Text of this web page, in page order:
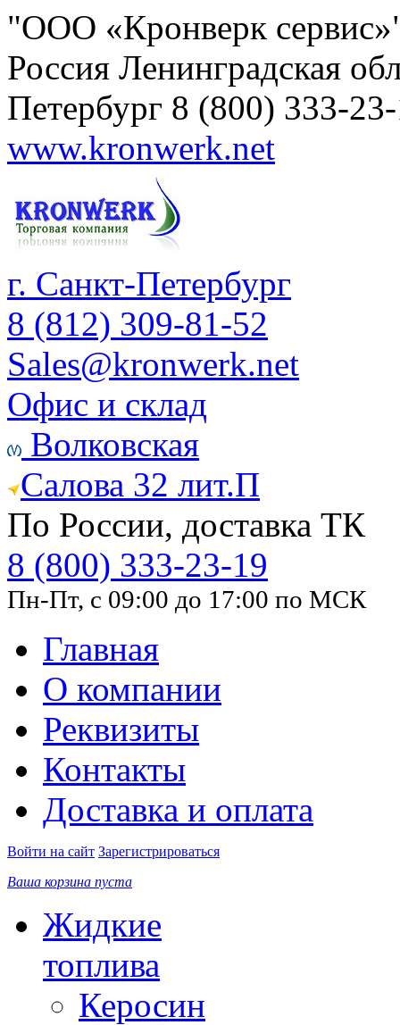
"ООО «Кронверк
Россия Ленинградская
Петербург 8 (800) 333-
www.kronwerk.net
г. Санкт-Петербург
8 (812) 309-81-52
Sales@kronwerk.net
Офис и склад
Волковская
Салова 32 лит.П
По России, доставка ТК
8 (800) 333-23-19
Пн-Пт, с 09:00 до 17:00 по МСК
Главная
О компании
Реквизиты
Контакты
Доставка и оплата
Войти на сайт Зарегистрироваться
Ваша корзина пуста
Жидкие
топлива
Керосин